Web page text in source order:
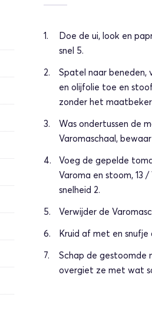
Doe de ui, look en
snel 5.
Spatel naar beneden,
en olijfolie toe en stoof
zonder het
Was ondertussen de
Varomaschaal,
Voeg de gepelde
Varoma en stoom, 13
snelheid 2.
Verwijder de
Kruid af met en
Schap de gestoomde
overgiet ze met wat